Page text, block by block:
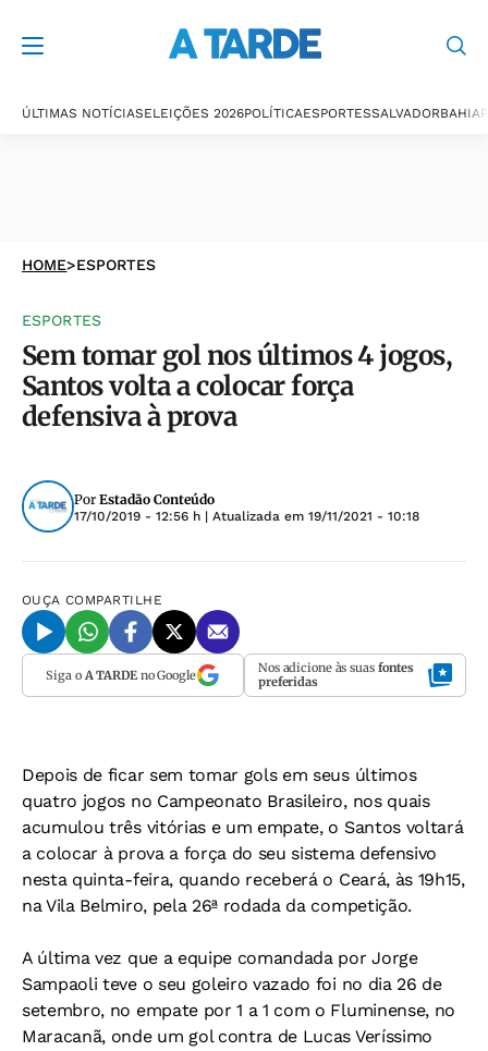
ÚLTIMAS NOTÍCIASELEIÇÕES 2026POLÍTICAESPORTESSALVADORBAHIA
HOME>ESPORTES
ESPORTES
Sem tomar gol nos últimos 4 jogos,
Santos volta a colocar força
defensiva à prova
Por Estadão Conteúdo
17/10/2019 - 12:56 h | Atualizada em 19/11/2021 - 10:18
OUÇA COMPARTILHE
Siga o A TARDEno Google Nos adicione às suas fontes
preferidas
Depois de ficar sem tomar gols em seus últimos
quatro jogos no Campeonato Brasileiro, nos quais
acumulou três vitórias e um empate, o Santos voltará
a colocar à prova a força do seu sistema defensivo
nesta quinta-feira, quando receberá o Ceará, às 19h15,
na Vila Belmiro, pela 26ª rodada da competição.
A última vez que a equipe comandada por Jorge
Sampaoli teve o seu goleiro vazado foi no dia 26 de
setembro, no empate por 1 a 1 com o Fluminense, no
Maracanã, onde um gol contra de Lucas Veríssimo